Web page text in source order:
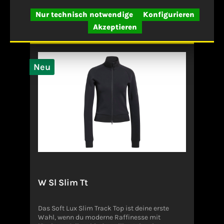
Details
Neu
W Sl Slim Tt
Das Soft Lux Slim Track Top ist deine erste
Wahl, wenn du moderne Raffinesse mit
Nur technisch notwendige
Konfigurieren
Akzeptieren